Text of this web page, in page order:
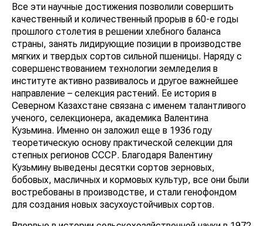
Все эти научные достижения позволили совершить
качественный и количественный прорыв в 60-е годы
прошлого столетия в решении хлебного баланса
страны, занять лидирующие позиции в производстве
мягких и твердых сортов сильной пшеницы. Наряду с
совершенствованием технологии земледелия в
институте активно развивалось и другое важнейшее
направление – селекция растений. Ее история в
Северном Казахстане связана с именем талантливого
ученого, селекционера, академика Валентина
Кузьмина. Именно он заложил еще в 1936 году
теоретическую основу практической селекции для
степных регионов СССР. Благодаря Валентину
Кузьмину выведены десятки сортов зерновых,
бобовых, масличных и кормовых культур, все они были
востребованы в производстве, и стали генофондом
для создания новых засухоустойчивых сортов.